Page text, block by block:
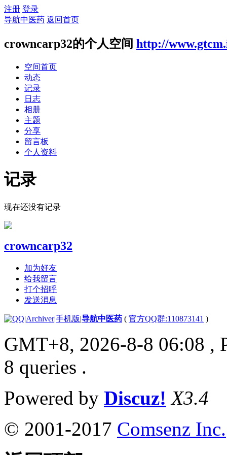
注册 登录
导航中医药 返回首页
crowncarp32的个人空间 http://
空间首页
动态
记录
日志
相册
主题
分享
留言板
个人资料
记录
现在还没有记录
crowncarp32
加为好友
给我留言
打个招呼
发送消息
|Archiver|手机版|导航中医药 ( 官方QQ群:110873141 )
GMT+8, 2026-8-8 06:08 ,
8 queries .
Powered by Discuz! X3.4
© 2001-2017 Comsenz Inc.